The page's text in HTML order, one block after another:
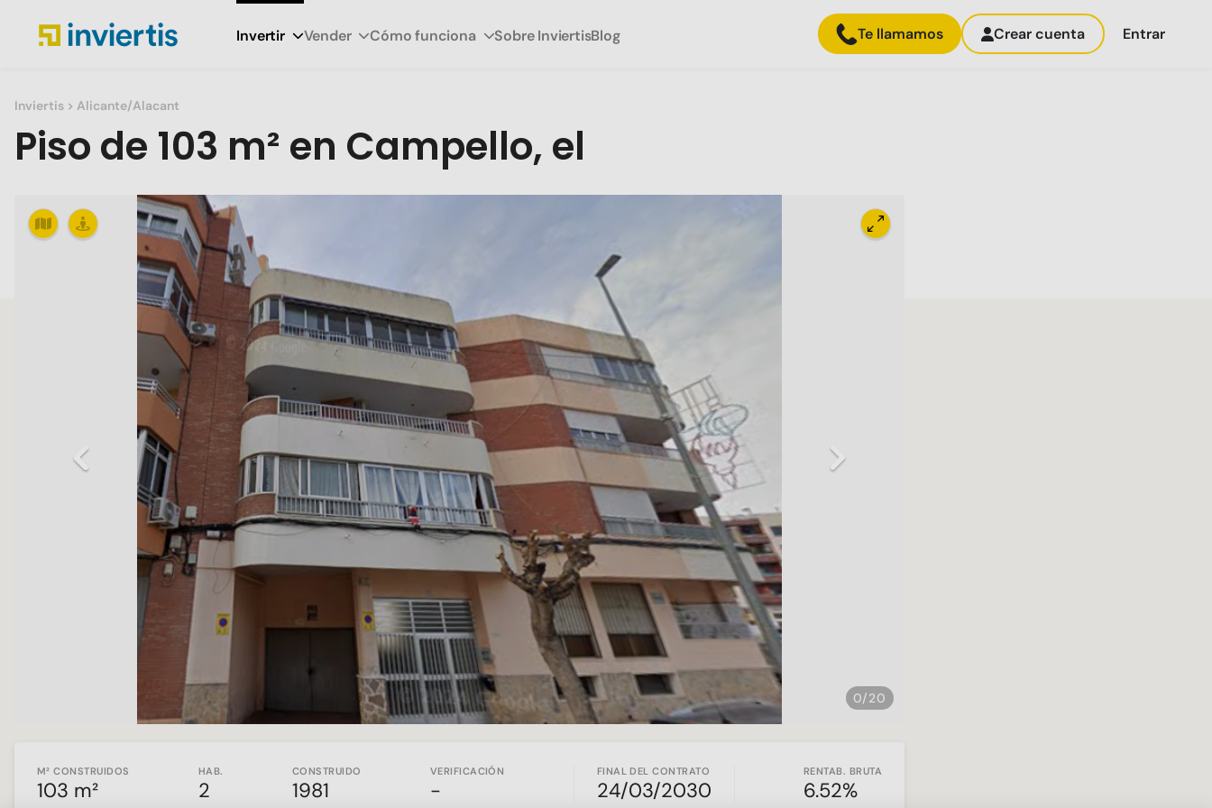
Invertir Vender Cómo funciona Sobre InviertisBlog Te llamamos Crear cuenta Entrar
Inviertis > Alicante/Alacant
Piso de 103 m² en Campello, el
0/20
Previous Next
M² CONSTRUIDOS
103 m²
HAB.
2
CONSTRUIDO
1981
VERIFICACIÓN
-
FINAL DEL CONTRATO
24/03/2030
RENTAB. BRUTA
6.52%